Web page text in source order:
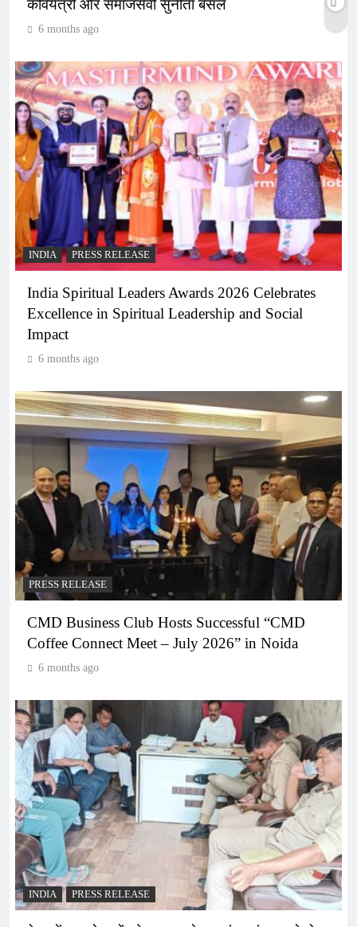
कवियत्री और समाजसेवी सुनीता बंसल
6 months ago
INDIA PRESS RELEASE
India Spiritual Leaders Awards 2026 Celebrates
Excellence in Spiritual Leadership and Social
Impact
6 months ago
PRESS RELEASE
CMD Business Club Hosts Successful “CMD
Coffee Connect Meet – July 2026” in Noida
6 months ago
INDIA PRESS RELEASE